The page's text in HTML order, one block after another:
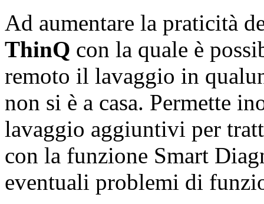
Ad aumentare la praticità
ThinQ con la quale è
remoto il lavaggio in
non si è a casa. Permette
lavaggio aggiuntivi per
con la funzione Smart
eventuali problemi di